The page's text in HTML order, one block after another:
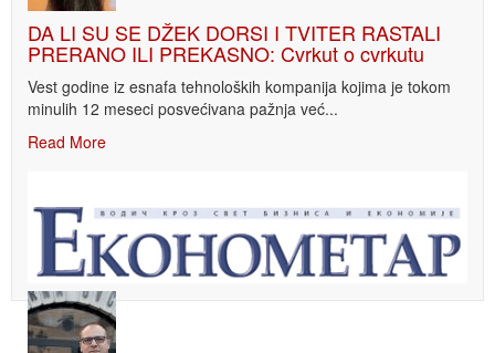
DA LI SU SE DŽEK DORSI I TVITER RASTALI
PRERANO ILI PREKASNO: Cvrkut o cvrkutu
Vest godine iz esnafa tehnoloških kompanija kojima je tokom
minulih 12 meseci posvećivana pažnja već...
Read More